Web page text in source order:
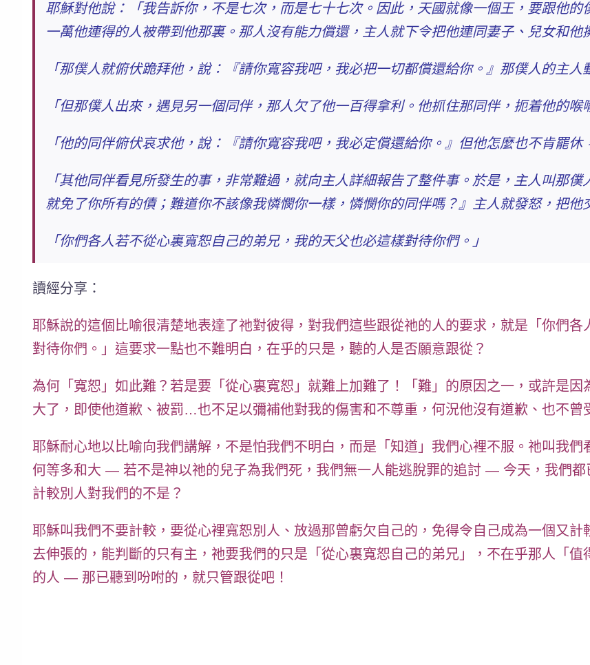
耶穌對他說：「我告訴你，不是七次，而是七十七次。 因此，天國就像一個王，要跟他
一萬他連得的人被帶到他那裏。 那人沒有能力償還，主人就下令把他連同妻子、兒女和他
「那僕人就俯伏跪拜他，說：『請你寬容我吧，我必把一切都償還給你。』那僕人的主人
「但那僕人出來，遇見另一個同伴，那人欠了他一百得拿利。他抓住那同伴，扼着他的喉
「他的同伴俯伏哀求他，說：『請你寬容我吧，我必定償還給你。』但他怎麼也不肯罷休
「其他同伴看見所發生的事， 非常難過，就向主人詳細報告了整件事。於是，主人叫那
就免了你所有的債； 難道你不該像我憐憫你一樣，憐憫你的同伴嗎？』主人就發怒，把他
「你們各人若不從心裏寬恕自己的弟兄，我的天父也必這樣對待你們。」
讀經分享：
耶穌說的這個比喻很清楚地表達了祂對彼得，對我們這些跟從祂的人的要求，就是 「你們
對待你們。」 這要求一點也不難明白，在乎的只是，聽的人是否願意跟從？
為何「寬恕」如此難？若是要「 從心裏寬恕 」就難上加難了！「難」的原因之一，或許是
大了，即使他道歉、被罰…也不足以彌補他對我的傷害和不尊重，何況他沒有道歉、也不曾
耶穌耐心地以比喻向我們講解，不是怕我們不明白，而是「知道」我們心裡不服。祂叫我
何等多和大 — 若不是神以祂的兒子為我們死，我們無一人能逃脫罪的追討 — 今天，我們
計較別人對我們的不是？
耶穌叫我們不要計較 ，要從心裡寬恕別人、放過那曾虧欠自己的，免得令自己成為一個又計
去伸張的，能判斷的只有主 ，祂要我們的只是「從心裏寬恕自己的弟兄」， 不在乎那人「值
的人 — 那已聽到吩咐的，就只管跟從吧！